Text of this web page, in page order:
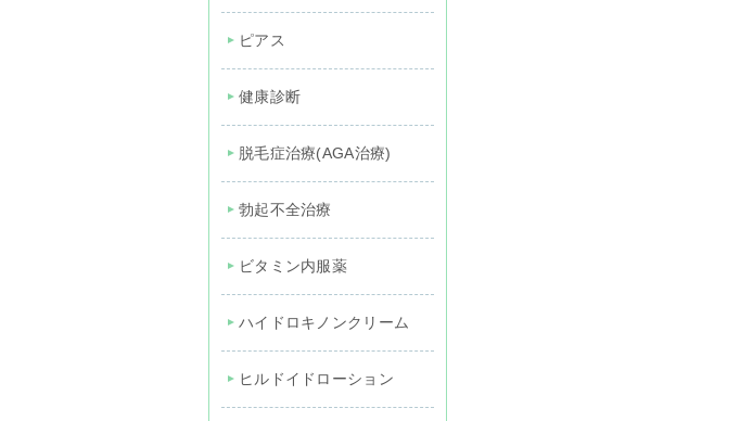
ピアス
健康診断
脱毛症治療(AGA治療)
勃起不全治療
ビタミン内服薬
ハイドロキノンクリーム
ヒルドイドローション